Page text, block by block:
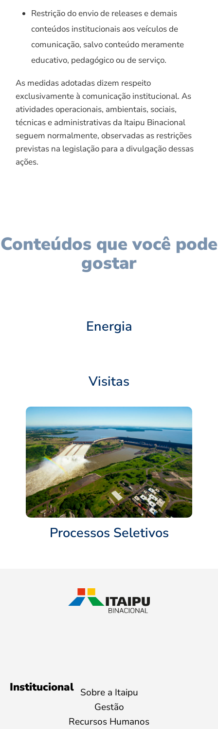
Restrição do envio de releases e demais
conteúdos institucionais aos veículos de
comunicação, salvo conteúdo meramente
educativo, pedagógico ou de serviço.
As medidas adotadas dizem respeito
exclusivamente à comunicação institucional. As
atividades operacionais, ambientais, sociais,
técnicas e administrativas da Itaipu Binacional
seguem normalmente, observadas as restrições
previstas na legislação para a divulgação dessas
ações.
Conteúdos que você pode
gostar
Energia
Visitas
Processos Seletivos
Institucional Sobre a Itaipu
Gestão
Recursos Humanos